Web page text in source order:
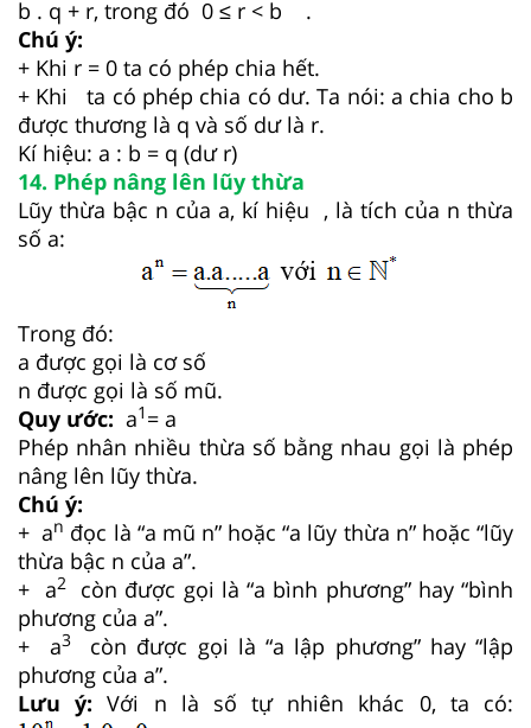
b . q + r, trong đó 0 ≤ r < b .
Chú ý:
+ Khi r = 0 ta có phép chia hết.
+ Khi ta có phép chia có dư. Ta nói: a chia cho b
được thương là q và số dư là r.
Kí hiệu: a : b = q (dư r)
14. Phép nâng lên lũy thừa
Lũy thừa bậc n của a, kí hiệu , là tích của n thừa
số a:
Trong đó:
a được gọi là cơ số
n được gọi là số mũ.
Quy ước: a1 = a
Phép nhân nhiều thừa số bằng nhau gọi là phép
nâng lên lũy thừa.
Chú ý:
+ an đọc là “a mũ n” hoặc “a lũy thừa n” hoặc “lũy
thừa bậc n của a”.
+ a2còn được gọi là “a bình phương” hay “bình
phương của a”.
+ a3còn được gọi là “a lập phương” hay “lập
phương của a”.
Lưu ý: Với n là số tự nhiên khác 0, ta có: